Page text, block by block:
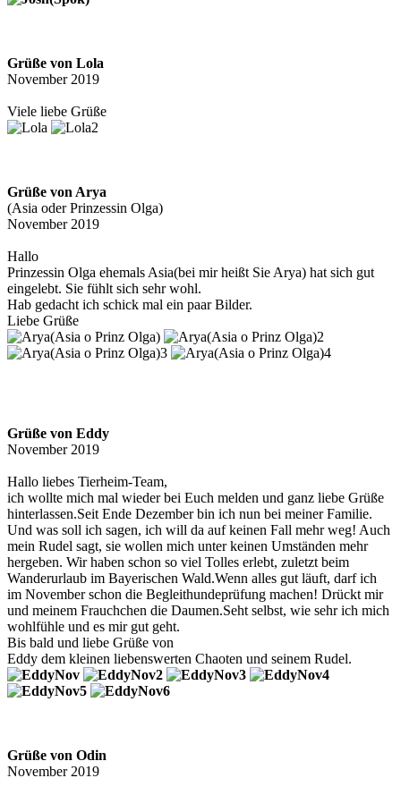
Grüße von Lola
November 2019
Viele liebe Grüße
Grüße von Arya
(Asia oder Prinzessin Olga)
November 2019
Hallo
Prinzessin Olga ehemals Asia(bei mir heißt Sie Arya) hat sich gut
eingelebt. Sie fühlt sich sehr wohl.
Hab gedacht ich schick mal ein paar Bilder.
Liebe Grüße
Grüße von Eddy
November 2019
Hallo liebes Tierheim-Team,
ich wollte mich mal wieder bei Euch melden und ganz liebe Grüße
hinterlassen.Seit Ende Dezember bin ich nun bei meiner Familie.
Und was soll ich sagen, ich will da auf keinen Fall mehr weg! Auch
mein Rudel sagt, sie wollen mich unter keinen Umständen mehr
hergeben. Wir haben schon so viel Tolles erlebt, zuletzt beim
Wanderurlaub im Bayerischen Wald.Wenn alles gut läuft, darf ich
im November schon die Begleithundeprüfung machen! Drückt mir
und meinem Frauchchen die Daumen.Seht selbst, wie sehr ich mich
wohlfühle und es mir gut geht.
Bis bald und liebe Grüße von
Eddy dem kleinen liebenswerten Chaoten und seinem Rudel.
Grüße von Odin
November 2019